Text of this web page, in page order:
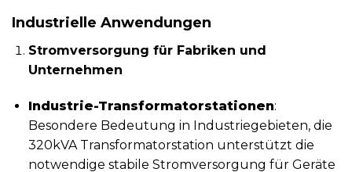
Industrielle Anwendungen
Stromversorgung für Fabriken und
Unternehmen
Industrie-Transformatorstationen:
Besondere Bedeutung in Industriegebieten, die
320kVA Transformatorstation unterstützt die
notwendige stabile Stromversorgung für Geräte